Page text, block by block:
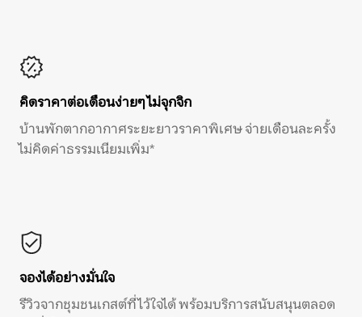
คิดราคาต่อเดือนง่ายๆ ไม่จุกจิก
บ้านพักตากอากาศระยะยาวราคาพิเศษ จ่ายเดือนละครั้ง
ไม่คิดค่าธรรมเนียมเพิ่ม*
จองได้อย่างมั่นใจ
รีวิวจากชุมชนเกสต์ที่ไว้ใจได้ พร้อมบริการสนับสนุนตลอด